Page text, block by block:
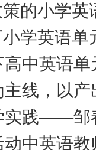
策的小学
小学英语
高中英语
主线，以
实践——邹
动中英语